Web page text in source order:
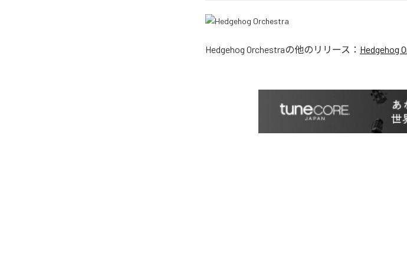
Hedgehog Orchestraの他のリリース： Hedgehog